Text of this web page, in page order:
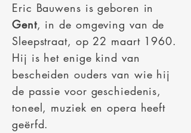
Eric Bauwens is geboren in
Gent, in de omgeving van de
Sleepstraat, op 22 maart 1960.
Hij is het enige kind van
bescheiden ouders van wie hij
de passie voor geschiedenis,
toneel, muziek en opera heeft
geërfd.